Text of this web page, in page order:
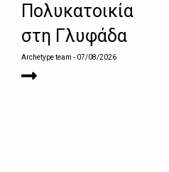
Πολυκατοικία
στη Γλυφάδα
Archetype team - 07/08/2026